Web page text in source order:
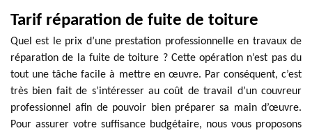
Tarif réparation de fuite de toiture
Quel est le prix d’une prestation professionnelle en travaux de
réparation de la fuite de toiture ? Cette opération n’est pas du
tout une tâche facile à mettre en œuvre. Par conséquent, c’est
très bien fait de s’intéresser au coût de travail d’un couvreur
professionnel afin de pouvoir bien préparer sa main d’œuvre.
Pour assurer votre suffisance budgétaire, nous vous proposons